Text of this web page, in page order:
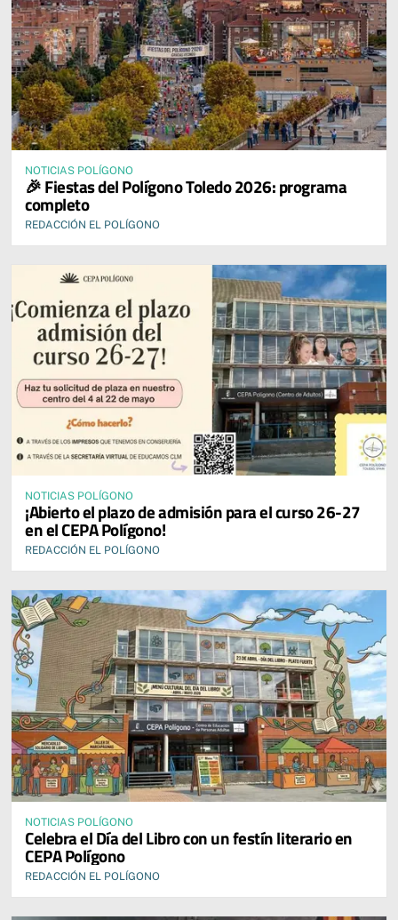
NOTICIAS POLÍGONO
🎉 Fiestas del Polígono Toledo 2026: programa
completo
REDACCIÓN EL POLÍGONO
NOTICIAS POLÍGONO
¡Abierto el plazo de admisión para el curso 26-27
en el CEPA Polígono!
REDACCIÓN EL POLÍGONO
NOTICIAS POLÍGONO
Celebra el Día del Libro con un festín literario en
CEPA Polígono
REDACCIÓN EL POLÍGONO